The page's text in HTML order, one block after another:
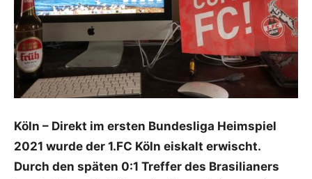
Köln – Direkt im ersten Bundesliga Heimspiel
2021 wurde der 1.FC Köln eiskalt erwischt.
Durch den späten 0:1 Treffer des Brasilianers